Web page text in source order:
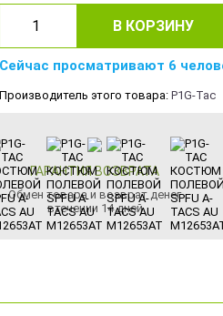
В КОРЗИНУ
Сейчас просматривают 6
Производитель этого товара: P1G-Tac
ГАРАНТИЯ ВОЗВРАТА
Обмен товара и возврат денег
втечении 14 дней